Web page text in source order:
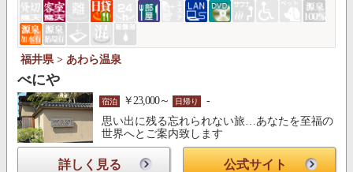
福井県 > あわら温泉
べにや
宿泊 ￥23,000～ 日帰り
-
思い出に残る忘れられない旅…あなたを至福の
世界へとご案内致します
詳しく見る 公式サイト